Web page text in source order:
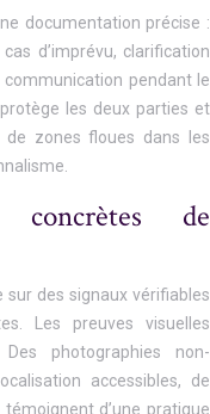
documentation précise :
d’imprévu, clarification
pendant le
les deux parties et
de zones floues dans les
de
sur des signaux vérifiables
Les preuves visuelles
photographies non-
accessibles, de
d’une pratique